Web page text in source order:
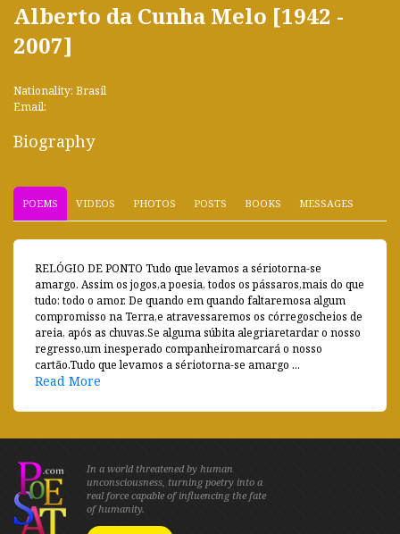
Alberto da Cunha Melo [1942 -
2007]
Nationality: Brasil
Email:
Biography
POEMS VIDEOS PHOTOS POSTS BOOKS MESSAGES
RELÓGIO DE PONTO Tudo que levamos a sériotorna-se
amargo. Assim os jogos,a poesia, todos os pássaros,mais do que
tudo: todo o amor. De quando em quando faltaremosa algum
compromisso na Terra,e atravessaremos os córregoscheios de
areia, após as chuvas.Se alguma súbita alegriaretardar o nosso
regresso,um inesperado companheiromarcará o nosso
cartão.Tudo que levamos a sériotorna-se amargo ...
Read More
In a world threatened by human
unconsciousness, turning poetry into a
real force capable of influencing the fate
of humanity.